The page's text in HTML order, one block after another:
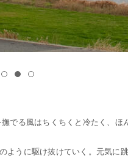
でる風はちくちくと冷たく、ほ
うに駆け抜けていく。元気に